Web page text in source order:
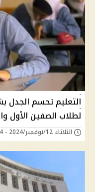
التعليم تحسم الجدل
لطلاب الصفين الأول
الثلاثاء 12/نوفمبر/2024 - 09:14 ص